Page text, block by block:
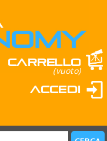
Carrello
(vuoto)
Accedi